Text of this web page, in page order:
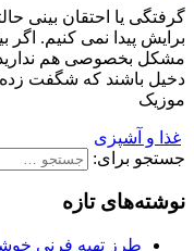
گرفتگی یا احتقان بینی
برایش پیدا نمی کنیم.
مشکل بخصوصی هم
دخیل باشند که شگفت
موزیک
غذا و آشپزی
جستجو برای:
نوشته‌های تازه
طرز تهیه فرنی